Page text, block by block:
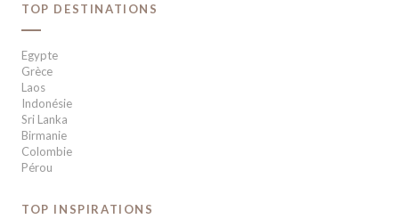
TOP DESTINATIONS
Egypte
Grèce
Laos
Indonésie
Sri Lanka
Birmanie
Colombie
Pérou
TOP INSPIRATIONS